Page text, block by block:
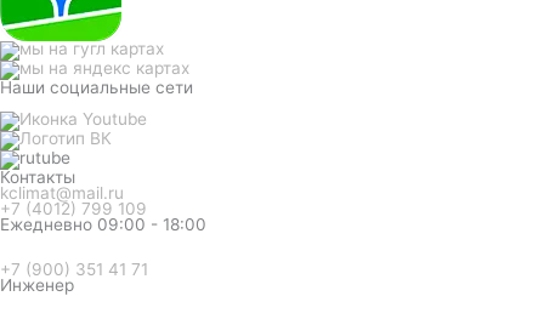
Наши социальные сети
Контакты
kclimat@mail.ru
+7 (4012) 799 109
Ежедневно 09:00 - 18:00
+7 (900) 351 41 71
Инженер